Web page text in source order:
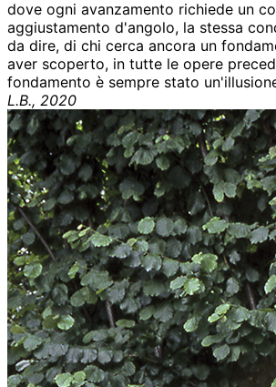
dove ogni avanzamento richiede un
aggiustamento d'angolo, la stessa
da dire, di chi cerca ancora un
aver scoperto, in tutte le opere
fondamento è sempre stato
L.B., 2020